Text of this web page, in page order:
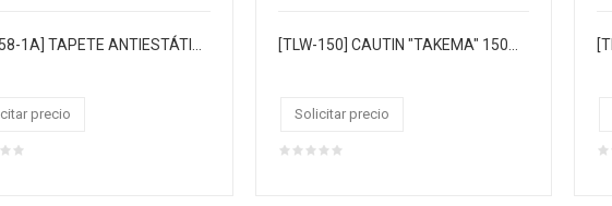
[ZD-158-1A] TAPETE ANTIESTÁTICO CON AISLAMIENTO TÉRMICO NEGRO
precio
[TLW-150] CAUTIN "TAKEMA" 150W 220V/AC M/MADERA T/HACHA PUNTA COBRE.CAJA CJX25
Solicitar precio